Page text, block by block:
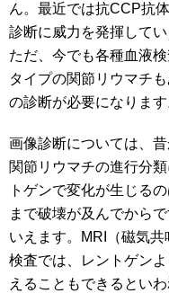
ん。最近では抗CCP抗
診断に威力を発揮してい
ただ、今でも各種血液
タイプの関節リウマチ
の診断が必要になります
画像診断については、
関節リウマチの進行分
トゲンで変化が生じる
まで破壊が及んでから
いえます。MRI（磁気
検査では、レントゲン
えることもできるとい